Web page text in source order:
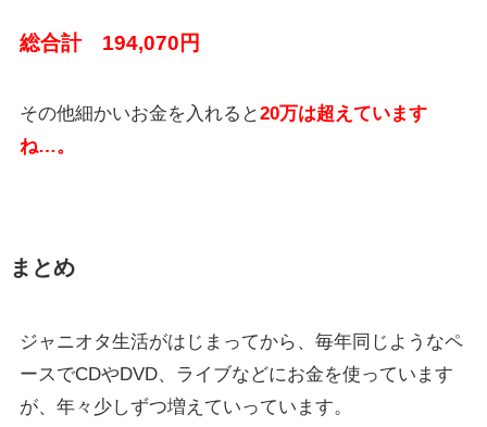
総合計 194,070円
その他細かいお金を入れると20万は超えています
ね…。
まとめ
ジャニオタ生活がはじまってから、毎年同じようなペ
ースでCDやDVD、ライブなどにお金を使っています
が、年々少しずつ増えていっています。